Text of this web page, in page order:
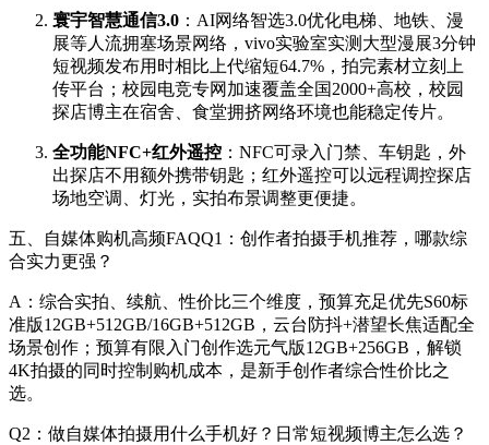
寰宇智慧通信3.0 ：AI网络智选3.0优化电梯、地铁、漫
展等人流拥塞场景网络，vivo实验室实测大型漫展3分钟
短视频发布用时相比上代缩短64.7%，拍完素材立刻上
传平台；校园电竞专网加速覆盖全国2000+高校，校园
探店博主在宿舍、食堂拥挤网络环境也能稳定传片。
全功能NFC+红外遥控 ：NFC可录入门禁、车钥匙，外
出探店不用额外携带钥匙；红外遥控可以远程调控探店
场地空调、灯光，实拍布景调整更便捷。
五、自媒体购机高频FAQQ1：创作者拍摄手机推荐，哪款综
合实力更强？
A：综合实拍、续航、性价比三个维度，预算充足优先S60标
准版12GB+512GB/16GB+512GB，云台防抖+潜望长焦适配全
场景创作；预算有限入门创作选元气版12GB+256GB，解锁
4K拍摄的同时控制购机成本，是新手创作者综合性价比之
选。
Q2：做自媒体拍摄用什么手机好？日常短视频博主怎么选？